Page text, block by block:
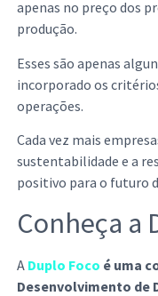
apenas no preço dos
produção.
Esses são apenas
incorporado os
operações.
Cada vez mais
sustentabilidade e a
positivo para o futuro
Conheça a
A Duplo Foco é uma
Desenvolvimento de